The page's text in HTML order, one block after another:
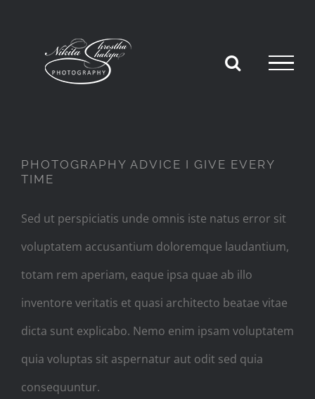
PHOTOGRAPHY ADVICE I GIVE EVERY
TIME
Sed ut perspiciatis unde omnis iste natus error sit
voluptatem accusantium doloremque laudantium,
totam rem aperiam, eaque ipsa quae ab illo
inventore veritatis et quasi architecto beatae vitae
dicta sunt explicabo. Nemo enim ipsam voluptatem
quia voluptas sit aspernatur aut odit sed quia
consequuntur.